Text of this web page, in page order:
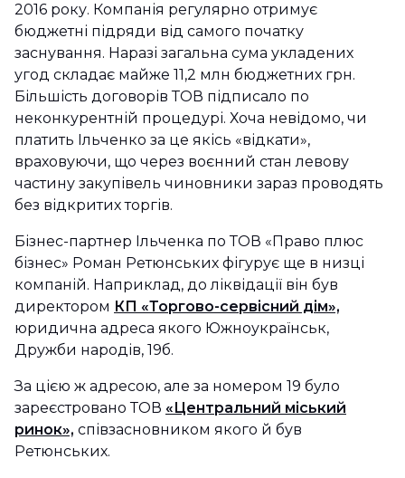
2016 року. Компанія регулярно отримує
бюджетні підряди від самого початку
заснування. Наразі загальна сума укладених
угод складає майже 11,2 млн бюджетних грн.
Більшість договорів ТОВ підписало по
неконкурентній процедурі. Хоча невідомо, чи
платить Ільченко за це якісь «відкати»,
враховуючи, що через воєнний стан левову
частину закупівель чиновники зараз проводять
без відкритих торгів.
Бізнес-партнер Ільченка по ТОВ «Право плюс
бізнес» Роман Ретюнських фігурує ще в низці
компаній. Наприклад, до ліквідації він був
директором КП «Торгово-сервісний дім»,
юридична адреса якого Южноукраїнськ,
Дружби народів, 19б.
За цією ж адресою, але за номером 19 було
зареєстровано ТОВ «Центральний міський
ринок», співзасновником якого й був
Ретюнських.